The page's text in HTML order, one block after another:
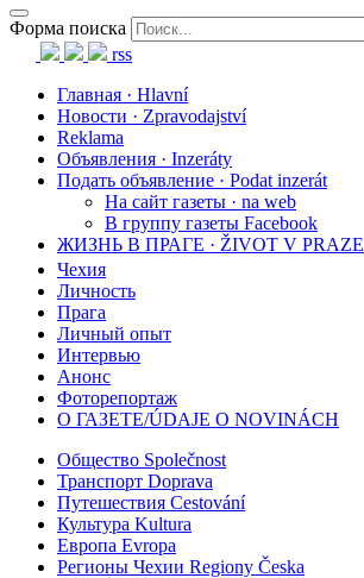
Форма поиска
rss
Главная · Hlavní
Новости · Zpravodajství
Reklama
Объявления · Inzeráty
Подать объявление · Podat inzerát
На сайт газеты · na web
В группу газеты Facebook
ЖИЗНЬ В ПРАГЕ · ŽIVOT V PRAZE
Чехия
Личность
Прага
Личный опыт
Интервью
Анонс
Фоторепортаж
О ГАЗЕТЕ/ÚDAJE O NOVINÁCH
Общество Společnost
Транспорт Doprava
Путешествия Cestování
Культура Kultura
Европа Evropa
Регионы Чехии Regiony Česka